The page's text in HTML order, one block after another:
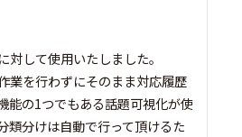
対して使用いたしました。
業を行わずにそのまま対応履歴
能の1つでもある話題可視化が使
類分けは自動で行って頂けるた